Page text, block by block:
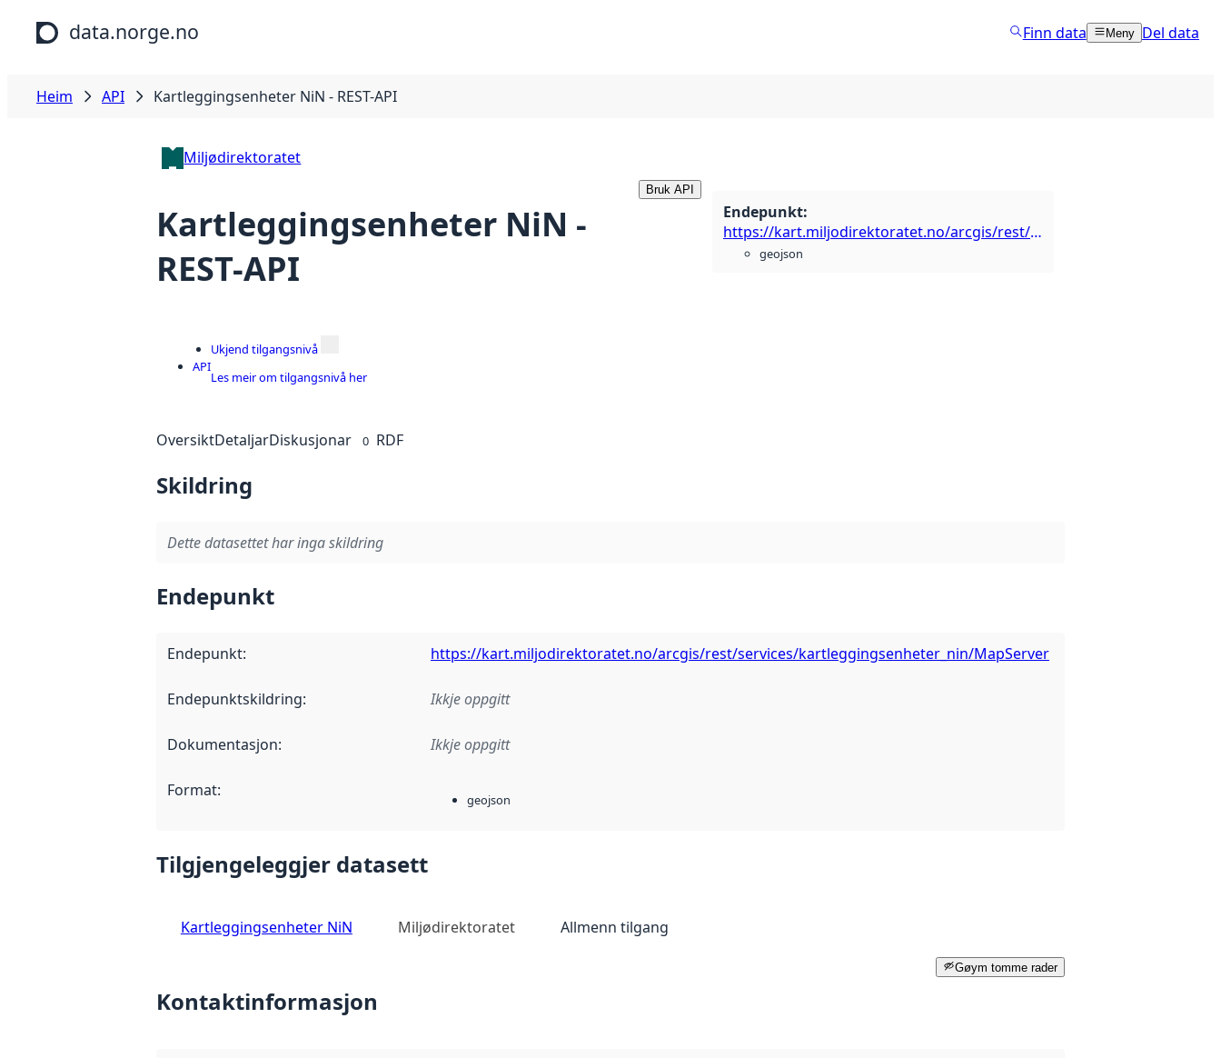
Hopp til hovudinnhald
data.norge.no Finn data Meny Del data
Heim API Kartleggingsenheter NiN - REST-API
Miljødirektoratet
Kartleggingsenheter NiN -
REST-API
Bruk API
Endepunkt:
https://kart.miljodirektoratet.no/arcgis/rest/services/kartleggingsenheter_nin/MapServer
geojson
API
Ukjend tilgangsnivå
Les meir om tilgangsnivå her
OversiktDetaljarDiskusjonar 0 RDF
Skildring
Dette datasettet har inga skildring
Endepunkt
Endepunkt: https://kart.miljodirektoratet.no/arcgis/rest/services/kartleggingsenheter_nin/MapServer
Endepunktskildring: Ikkje oppgitt
Dokumentasjon: Ikkje oppgitt
Format: geojson
Tilgjengeleggjer datasett
Kartleggingsenheter NiN Miljødirektoratet Allmenn tilgang
Gøym tomme rader
Kontaktinformasjon